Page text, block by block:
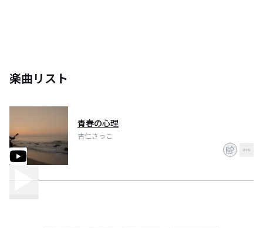
楽曲リスト
青春の心理
杏仁さっこ